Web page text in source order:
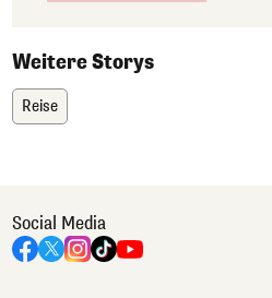
Weitere Storys
Reise
Social Media